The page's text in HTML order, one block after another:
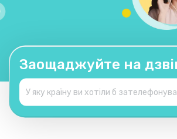
Заощаджуйте на